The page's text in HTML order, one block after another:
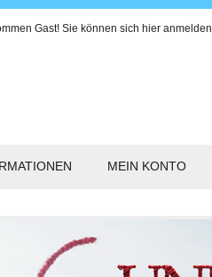
Gast! Sie können sich hier anmelden
MEIN KONTO